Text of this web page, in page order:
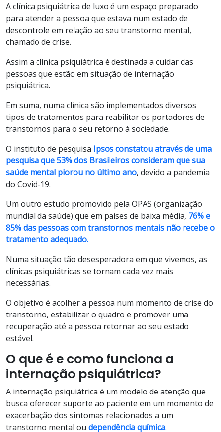
A clínica psiquiátrica de luxo é um espaço preparado
para atender a pessoa que estava num estado de
descontrole em relação ao seu transtorno mental,
chamado de crise.
Assim a clínica psiquiátrica é destinada a cuidar das
pessoas que estão em situação de internação
psiquiátrica.
Em suma, numa clínica são implementados diversos
tipos de tratamentos para reabilitar os portadores de
transtornos para o seu retorno à sociedade.
O instituto de pesquisa Ipsos constatou através de uma
pesquisa que 53% dos Brasileiros consideram que sua
saúde mental piorou no último ano, devido a pandemia
do Covid-19.
Um outro estudo promovido pela OPAS (organização
mundial da saúde) que em países de baixa média, 76% e
85% das pessoas com transtornos mentais não recebe o
tratamento adequado.
Numa situação tão desesperadora em que vivemos, as
clínicas psiquiátricas se tornam cada vez mais
necessárias.
O objetivo é acolher a pessoa num momento de crise do
transtorno, estabilizar o quadro e promover uma
recuperação até a pessoa retornar ao seu estado
estável.
O que é e como funciona a
internação psiquiátrica?
A internação psiquiátrica é um modelo de atenção que
busca oferecer suporte ao paciente em um momento de
exacerbação dos sintomas relacionados a um
transtorno mental ou dependência química.